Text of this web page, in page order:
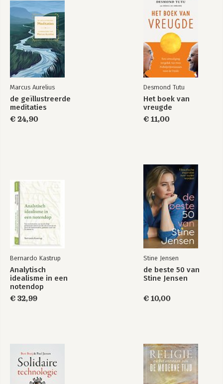
Power, Prose, and
Purse
The Therapy of
Desire
Bekijk alle boeken
Marcus Aurelius
de geïllustreerde
meditaties
€ 24,90
Desmond Tutu
Het boek van
vreugde
€ 11,00
Bernardo Kastrup
Analytisch
idealisme in een
notendop
€ 32,99
Stine Jensen
de beste 50 van
Stine Jensen
€ 10,00